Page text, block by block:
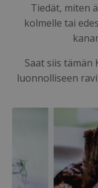
Tiedät, miten
kolmelle tai
Saat siis tämän
luonnolliseen